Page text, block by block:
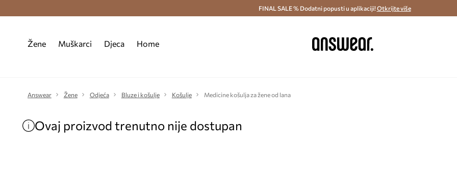
Besplatna dostava i povrat (od 70€) > Dostava u roku 48 sati >
FINAL SALE % Dodatni popusti u aplikaciji!Otkrijte više
Žene Muškarci Djeca Home
Answear Žene Odjeća Bluze i košulje Košulje Medicine košulja za žene od lana
Ovaj proizvod trenutno nije dostupan